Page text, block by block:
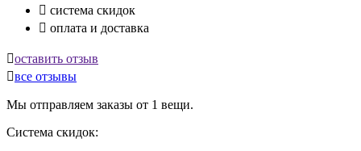
 система скидок
 оплата и доставка
оставить отзыв
все отзывы
Мы отправляем заказы от 1 вещи.
Система скидок: